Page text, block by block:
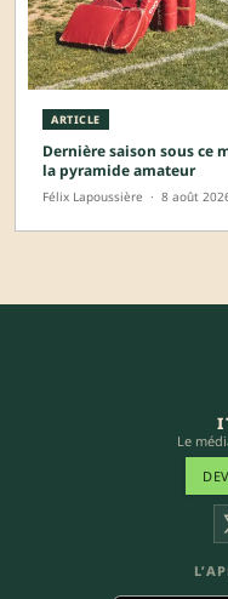
ARTICLE
Dernière saison sous ce
la pyramide amateur
Félix Lapoussière · 8 août
Le